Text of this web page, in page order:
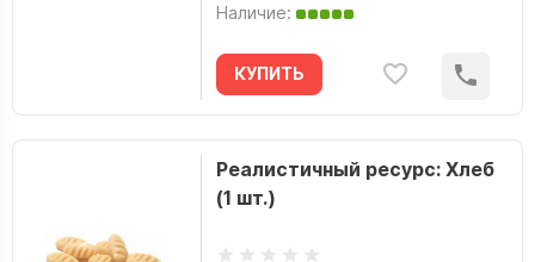
Наличие:
КУПИТЬ
Реалистичный ресурс: Хлеб
(1 шт.)